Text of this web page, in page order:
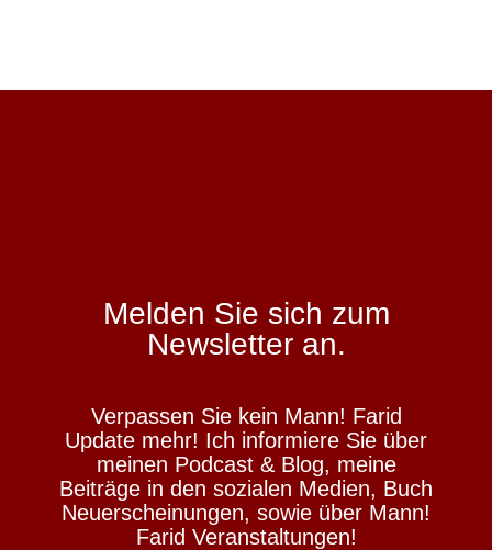
Melden Sie sich zum
Newsletter an.
Verpassen Sie kein Mann! Farid
Update mehr! Ich informiere Sie über
meinen Podcast & Blog, meine
Beiträge in den sozialen Medien, Buch
Neuerscheinungen, sowie über Mann!
Farid Veranstaltungen!